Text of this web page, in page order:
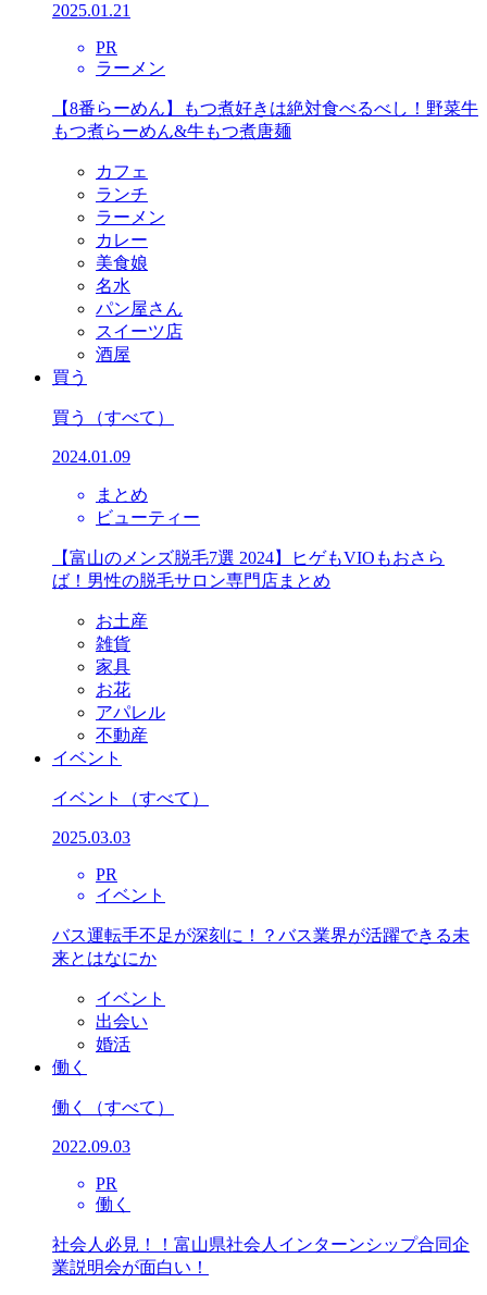
2025.01.21
PR
ラーメン
【8番らーめん】もつ煮好きは絶対食べるべし！野菜牛
もつ煮らーめん&牛もつ煮唐麺
カフェ
ランチ
ラーメン
カレー
美食娘
名水
パン屋さん
スイーツ店
酒屋
買う
買う （すべて）
2024.01.09
まとめ
ビューティー
【富山のメンズ脱毛7選 2024】ヒゲもVIOもおさら
ば！男性の脱毛サロン専門店まとめ
お土産
雑貨
家具
お花
アパレル
不動産
イベント
イベント （すべて）
2025.03.03
PR
イベント
バス運転手不足が深刻に！？バス業界が活躍できる未
来とはなにか
イベント
出会い
婚活
働く
働く （すべて）
2022.09.03
PR
働く
社会人必見！！富山県社会人インターンシップ合同企
業説明会が面白い！